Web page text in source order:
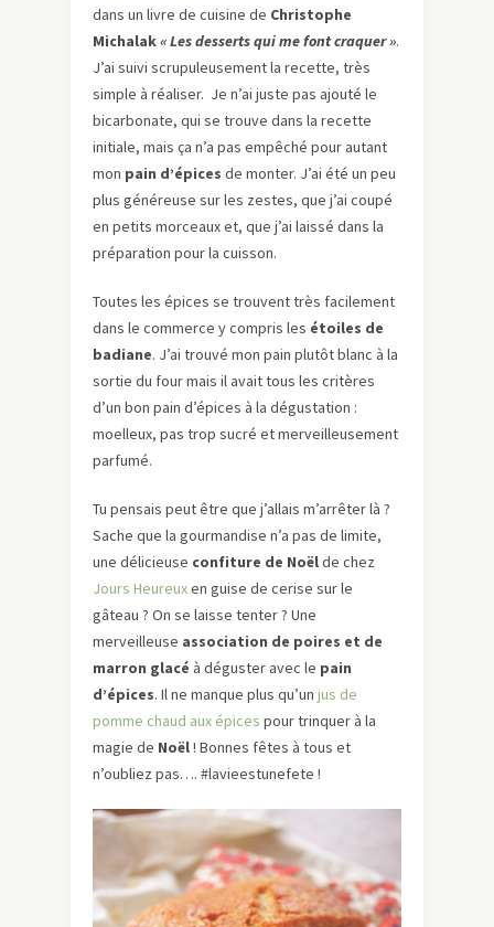
dans un livre de cuisine de Christophe
Michalak« Les desserts qui me font craquer ».
J’ai suivi scrupuleusement la recette, très
simple à réaliser. Je n’ai juste pas ajouté le
bicarbonate, qui se trouve dans la recette
initiale, mais ça n’a pas empêché pour autant
mon pain d’épices de monter. J’ai été un peu
plus généreuse sur les zestes, que j’ai coupé
en petits morceaux et, que j’ai laissé dans la
préparation pour la cuisson.
Toutes les épices se trouvent très facilement
dans le commerce y compris les étoiles de
badiane. J’ai trouvé mon pain plutôt blanc à la
sortie du four mais il avait tous les critères
d’un bon pain d’épices à la dégustation :
moelleux, pas trop sucré et merveilleusement
parfumé.
Tu pensais peut être que j’allais m’arrêter là ?
Sache que la gourmandise n’a pas de limite,
une délicieuse confiture de Noëlde chez
Jours Heureuxen guise de cerise sur le
gâteau ? On se laisse tenter ? Une
merveilleuse association de poires et de
marron glacé à déguster avec le pain
d’épices. Il ne manque plus qu’un jus de
pomme chaud aux épices pour trinquer à la
magie de Noël! Bonnes fêtes à tous et
n’oubliez pas…. #lavieestunefete !